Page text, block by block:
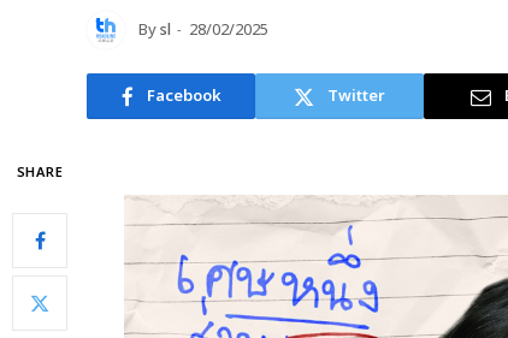
Bysl 28/02/2025
Facebook Twitter
SHARE